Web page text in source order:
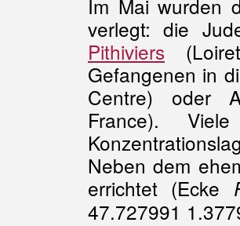
Im Mai wurden
verlegt: die
Pithiviers
Gefangenen in
Centre) oder
France).
Neben dem
errichtet (Ecke
47.727991